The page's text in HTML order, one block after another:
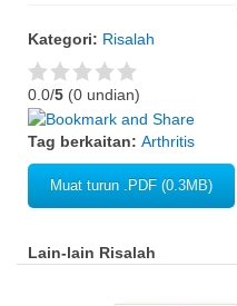
Kategori: Risalah
0.0/5 (0 undian)
Tag berkaitan: Arthritis
Muat turun .PDF (0.3MB)
Lain-lain Risalah